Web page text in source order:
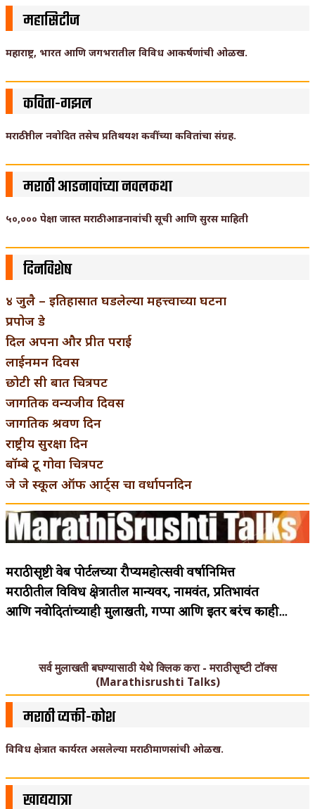
महासिटीज
महाराष्ट्र, भारत आणि जगभरातील विविध आकर्षणांची ओळख.
कविता-गझल
मराठीतील नवोदित तसेच प्रतिथयश कवींच्या कवितांचा संग्रह.
मराठी आडनावांच्या नवलकथा
५०,००० पेक्षा जास्त मराठी आडनावांची सूची आणि सुरस माहिती
दिनविशेष
४ जुलै – इतिहासात घडलेल्या महत्त्वाच्या घटना
प्रपोज डे
दिल अपना और प्रीत पराई
लाईनमन दिवस
छोटी सी बात चित्रपट
जागतिक वन्यजीव दिवस
जागतिक श्रवण दिन
राष्ट्रीय सुरक्षा दिन
बॉम्बे टू गोवा चित्रपट
जे जे स्कूल ऑफ आर्ट्स चा वर्धापनदिन
मराठीसृष्टी वेब पोर्टलच्या रौप्यमहोत्सवी वर्षानिमित्त
मराठीतील विविध क्षेत्रातील मान्यवर, नामवंत, प्रतिभावंत
आणि नवोदितांच्याही मुलाखती, गप्पा आणि इतर बरंच काही...
सर्व मुलाखती बघण्यासाठी येथे क्लिक करा - मराठीसृष्टी टॉक्स
(Marathisrushti Talks)
मराठी व्यक्ती-कोश
विविध क्षेत्रात कार्यरत असलेल्या मराठी माणसांची ओळख.
खाद्ययात्रा